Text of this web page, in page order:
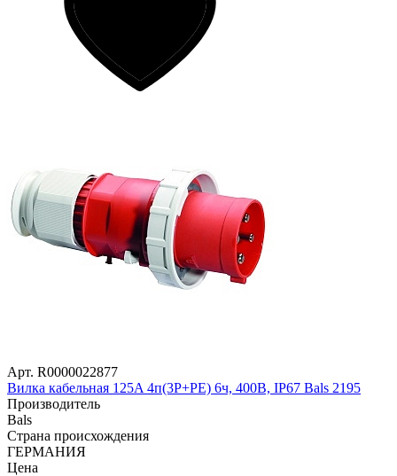
Арт. R0000022877
Вилка кабельная 125A 4п(3P+PE) 6ч, 400В, IP67 Bals 2195
Производитель
Bals
Страна происхождения
ГЕРМАНИЯ
Цена